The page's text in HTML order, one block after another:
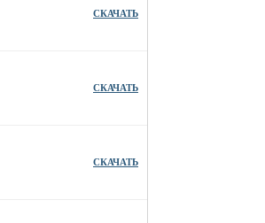
СКАЧАТЬ
СКАЧАТЬ
СКАЧАТЬ